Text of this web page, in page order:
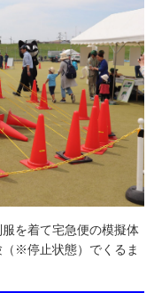
を着て宅急便の模擬体
※停止状態）でくるま